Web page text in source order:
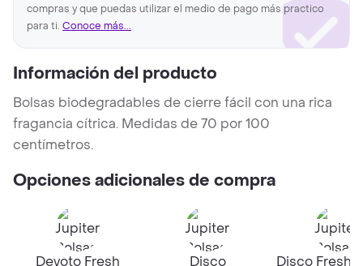
compras y que puedas utilizar el medio de pago más practico
para ti. Conoce más...
Información del producto
Bolsas biodegradables de cierre fácil con una rica
fragancia cítrica. Medidas de 70 por 100
centímetros.
Opciones adicionales de compra
Devoto Fresh
Disco
Disco Fresh